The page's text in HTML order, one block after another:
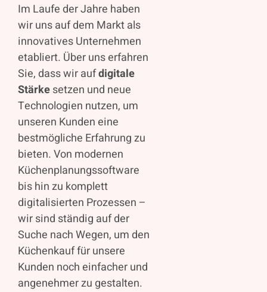
Im Laufe der Jahre haben
wir uns auf dem Markt als
innovatives Unternehmen
etabliert. Über uns erfahren
Sie, dass wir aufdigitale
Stärkesetzen und neue
Technologien nutzen, um
unseren Kunden eine
bestmögliche Erfahrung zu
bieten. Von modernen
Küchenplanungssoftware
bis hin zu komplett
digitalisierten Prozessen –
wir sind ständig auf der
Suche nach Wegen, um den
Küchenkauf für unsere
Kunden noch einfacher und
angenehmer zu gestalten.